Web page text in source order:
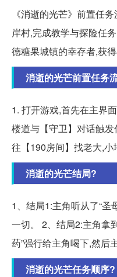
《消逝的光芒》前置任
岸村,完成教学与探险任
德糖果城镇的幸存者,获
消逝的光芒前置任务
1. 打开游戏,首先在主界
楼道与【守卫】对话触
往【190房间】找老大,小
消逝的光芒结局?
1、结局1:主角听从了“圣
一切。 2、结局2:主角拿
药”强行给主角喝下,然后
消逝的光芒任务顺序?